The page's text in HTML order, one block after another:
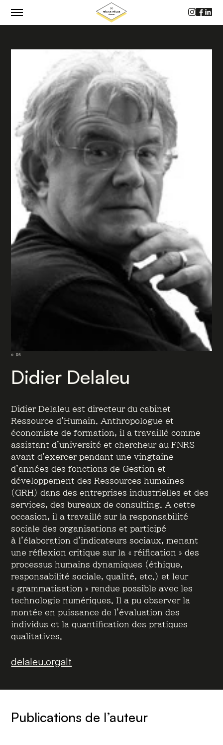
AUTEUR·RICES
PHILOSOPHIE
CONTACTS
© DR
Didier Delaleu
Didier Delaleu est directeur du cabinet
Ressource d’Humain. Anthropologue et
économiste de formation, il a travaillé comme
assistant d’université et chercheur au FNRS
avant d’exercer pendant une vingtaine
d’années des fonctions de Gestion et
développement des Ressources humaines
(GRH) dans des entreprises industrielles et des
services, des bureaux de consulting. A cette
occasion, il a travaillé sur la responsabilité
sociale des organisations et participé
à l’élaboration d’indicateurs sociaux, menant
une réflexion critique sur la « réification » des
processus humains dynamiques (éthique,
responsabilité sociale, qualité, etc.) et leur
« grammatisation » rendue possible avec les
technologie numériques. Il a pu observer la
montée en puissance de l’évaluation des
individus et la quantification des pratiques
qualitatives.
delaleu.orgalt
Publications de l’auteur